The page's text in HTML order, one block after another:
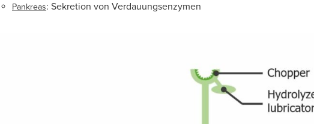
Pankreas: Sekretion von Verdauungsenzymen